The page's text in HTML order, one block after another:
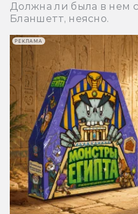
Должна ли была в нем
Бланшетт, неясно.
РЕКЛАМА